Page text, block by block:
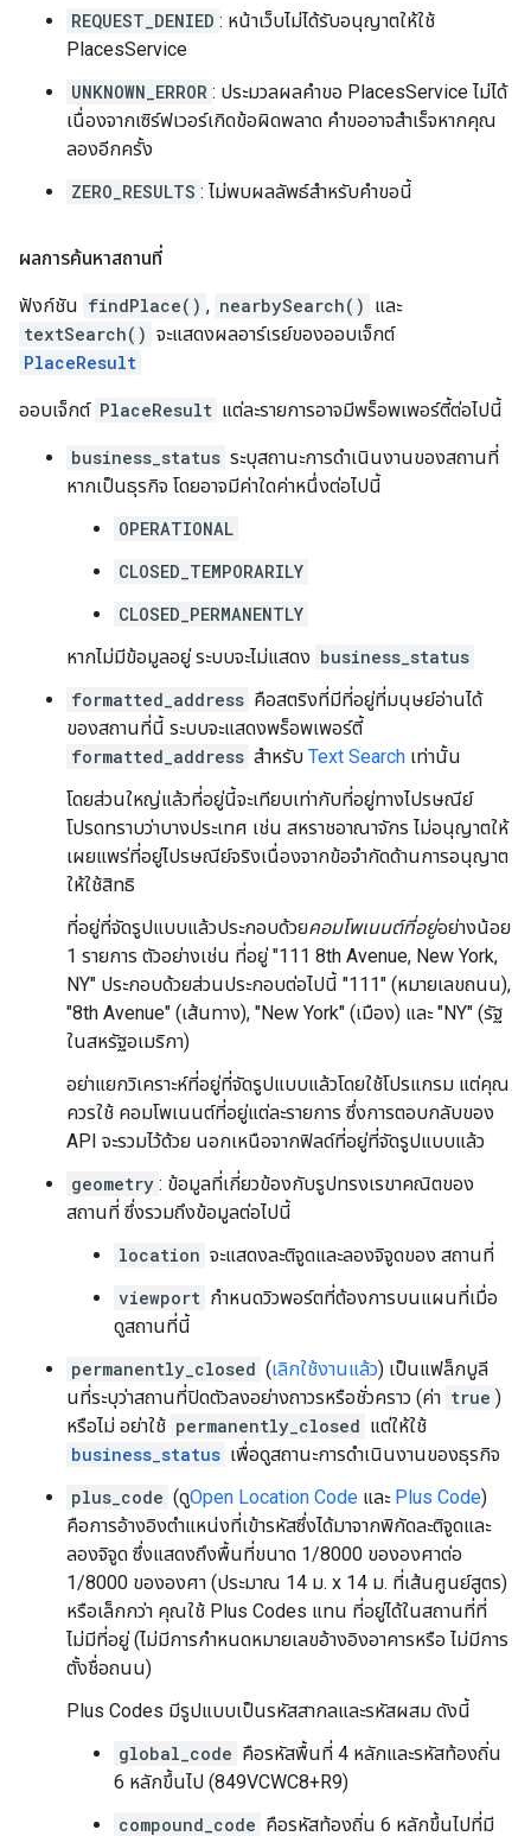
REQUEST_DENIED : หน้าเว็บไม่ได้รับอนุญาตให้ใช้
PlacesService
UNKNOWN_ERROR : ประมวลผลคำขอ PlacesService ไม่ได้
เนื่องจากเซิร์ฟเวอร์เกิดข้อผิดพลาด คำขออาจสำเร็จหากคุณ
ลองอีกครั้ง
ZERO_RESULTS : ไม่พบผลลัพธ์สำหรับคำขอนี้
ผลการค้นหาสถานที่
ฟังก์ชัน findPlace() , nearbySearch() และ
textSearch() จะแสดงผลอาร์เรย์ของออบเจ็กต์
PlaceResult
ออบเจ็กต์ PlaceResult แต่ละรายการอาจมีพร็อพเพอร์ตี้ต่อไปนี้
business_status ระบุสถานะการดำเนินงานของสถานที่
หากเป็นธุรกิจ โดยอาจมีค่าใดค่าหนึ่งต่อไปนี้
OPERATIONAL
CLOSED_TEMPORARILY
CLOSED_PERMANENTLY
หากไม่มีข้อมูลอยู่ ระบบจะไม่แสดง business_status
formatted_address คือสตริงที่มีที่อยู่ที่มนุษย์อ่านได้
ของสถานที่นี้ ระบบจะแสดงพร็อพเพอร์ตี้
formatted_address สำหรับ Text Search เท่านั้น
โดยส่วนใหญ่แล้วที่อยู่นี้จะเทียบเท่ากับที่อยู่ทางไปรษณีย์
โปรดทราบว่าบางประเทศ เช่น สหราชอาณาจักร ไม่อนุญาตให้
เผยแพร่ที่อยู่ไปรษณีย์จริงเนื่องจากข้อจำกัดด้านการอนุญาต
ให้ใช้สิทธิ
ที่อยู่ที่จัดรูปแบบแล้วประกอบด้วยคอมโพเนนต์ที่อยู่อย่างน้อย
1 รายการ ตัวอย่างเช่น ที่อยู่ "111 8th Avenue, New York,
NY" ประกอบด้วยส่วนประกอบต่อไปนี้ "111" (หมายเลขถนน),
"8th Avenue" (เส้นทาง), "New York" (เมือง) และ "NY" (รัฐ
ในสหรัฐอเมริกา)
อย่าแยกวิเคราะห์ที่อยู่ที่จัดรูปแบบแล้วโดยใช้โปรแกรม แต่คุณ
ควรใช้ คอมโพเนนต์ที่อยู่แต่ละรายการ ซึ่งการตอบกลับของ
API จะรวมไว้ด้วย นอกเหนือจากฟิลด์ที่อยู่ที่จัดรูปแบบแล้ว
geometry : ข้อมูลที่เกี่ยวข้องกับรูปทรงเรขาคณิตของ
สถานที่ ซึ่งรวมถึงข้อมูลต่อไปนี้
location จะแสดงละติจูดและลองจิจูดของ สถานที่
viewport กำหนดวิวพอร์ตที่ต้องการบนแผนที่เมื่อ
ดูสถานที่นี้
permanently_closed (เลิกใช้งานแล้ว) เป็นแฟล็กบูลี
นที่ระบุว่าสถานที่ปิดตัวลงอย่างถาวรหรือชั่วคราว (ค่า true )
หรือไม่ อย่าใช้ permanently_closed แต่ให้ใช้
business_status เพื่อดูสถานะการดำเนินงานของธุรกิจ
plus_code (ดูOpen Location Code และ Plus Code)
คือการอ้างอิงตำแหน่งที่เข้ารหัสซึ่งได้มาจากพิกัดละติจูดและ
ลองจิจูด ซึ่งแสดงถึงพื้นที่ขนาด 1/8000 ขององศาต่อ
1/8000 ขององศา (ประมาณ 14 ม. x 14 ม. ที่เส้นศูนย์สูตร)
หรือเล็กกว่า คุณใช้ Plus Codes แทน ที่อยู่ได้ในสถานที่ที่
ไม่มีที่อยู่ (ไม่มีการกำหนดหมายเลขอ้างอิงอาคารหรือ ไม่มีการ
ตั้งชื่อถนน)
Plus Codes มีรูปแบบเป็นรหัสสากลและรหัสผสม ดังนี้
global_code คือรหัสพื้นที่ 4 หลักและรหัสท้องถิ่น
6 หลักขึ้นไป (849VCWC8+R9)
compound_code คือรหัสท้องถิ่น 6 หลักขึ้นไปที่มี